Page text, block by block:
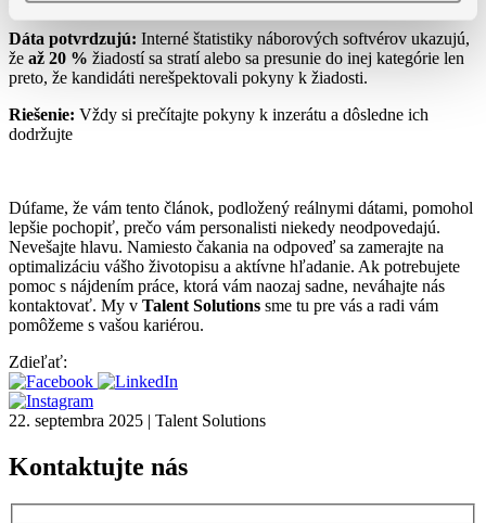
Dáta potvrdzujú: Interné štatistiky náborových softvérov ukazujú,
že až 20 % žiadostí sa stratí alebo sa presunie do inej kategórie len
preto, že kandidáti nerešpektovali pokyny k žiadosti.
Riešenie: Vždy si prečítajte pokyny k inzerátu a dôsledne ich
dodržujte
Dúfame, že vám tento článok, podložený reálnymi dátami, pomohol
lepšie pochopiť, prečo vám personalisti niekedy neodpovedajú.
Nevešajte hlavu. Namiesto čakania na odpoveď sa zamerajte na
optimalizáciu vášho životopisu a aktívne hľadanie. Ak potrebujete
pomoc s nájdením práce, ktorá vám naozaj sadne, neváhajte nás
kontaktovať. My v Talent Solutions sme tu pre vás a radi vám
pomôžeme s vašou kariérou.
Zdieľať:
22. septembra 2025 | Talent Solutions
Kontaktujte nás